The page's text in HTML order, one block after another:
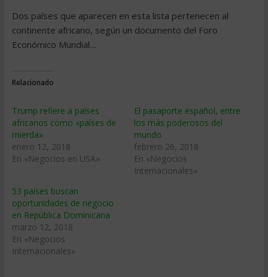
Dos países que aparecen en esta lista pertenecen al
continente africano, según un documento del Foro
Económico Mundial…
Relacionado
Trump refiere a países
africanos como «países de
mierda»
enero 12, 2018
En «Negocios en USA»
El pasaporte español, entre
los más poderosos del
mundo
febrero 26, 2018
En «Negocios
Internacionales»
53 países buscan
oportunidades de negocio
en República Dominicana
marzo 12, 2018
En «Negocios
Internacionales»